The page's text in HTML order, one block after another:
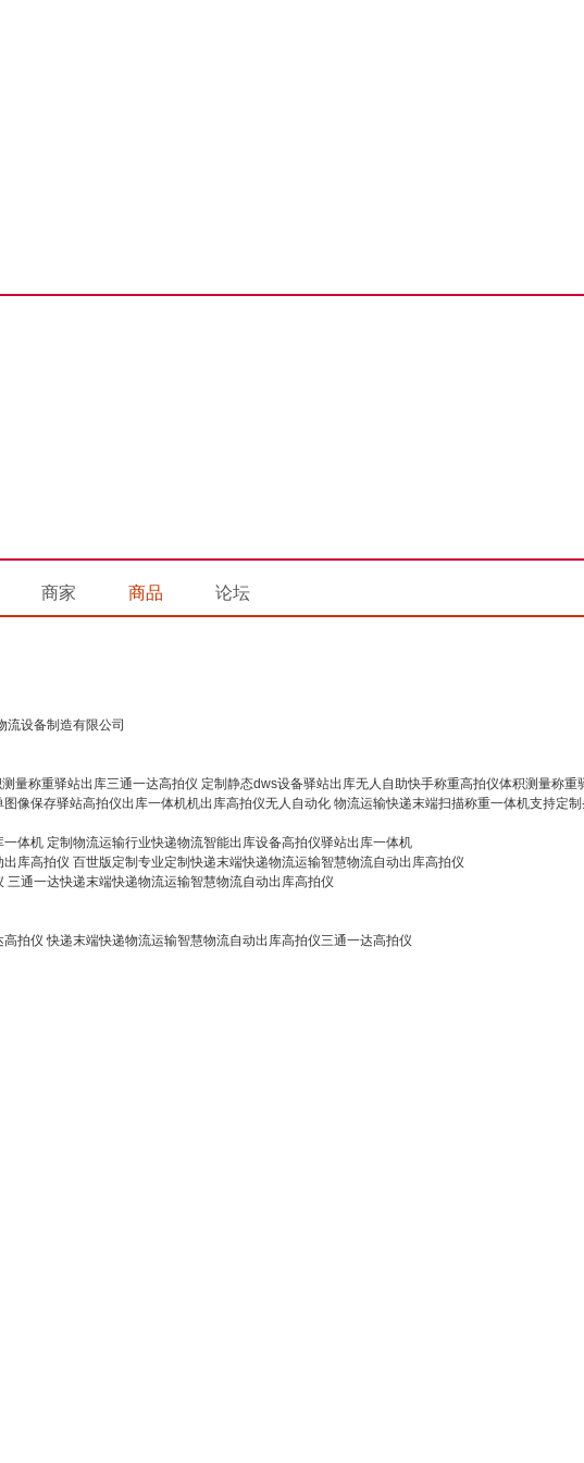
商家 商品 论坛
流设备制造有限公司
定制静态dws设备驿站出库无人自助快手称重高拍仪体积测量称重
物流运输快递末端扫描称重一体机支持定
定制物流运输行业快递物流智能出库设备高拍仪驿站出库一体机
百世版定制专业定制快递末端快递物流运输智慧物流自动出库高拍仪
三通一达快递末端快递物流运输智慧物流自动出库高拍仪
快递末端快递物流运输智慧物流自动出库高拍仪三通一达高拍仪